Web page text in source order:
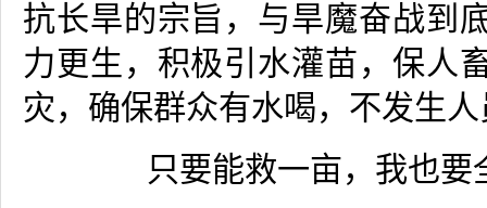
抗长旱的宗旨，与旱魔奋战到
力更生，积极引水灌苗，保人
灾，确保群众有水喝，不发生
只要能救一亩，我也要